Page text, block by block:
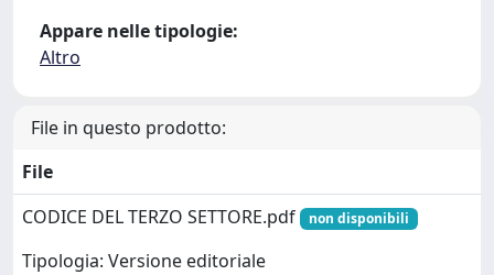
Appare nelle tipologie:
Altro
File in questo prodotto:
File
CODICE DEL TERZO SETTORE.pdf
non disponibili
Tipologia: Versione editoriale